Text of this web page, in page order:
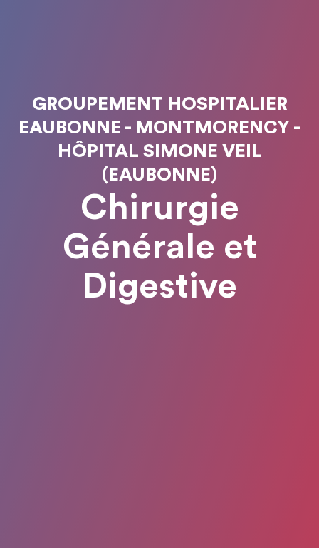
GROUPEMENT HOSPITALIER
EAUBONNE - MONTMORENCY -
HÔPITAL SIMONE VEIL
(EAUBONNE)
Chirurgie
Générale et
Digestive